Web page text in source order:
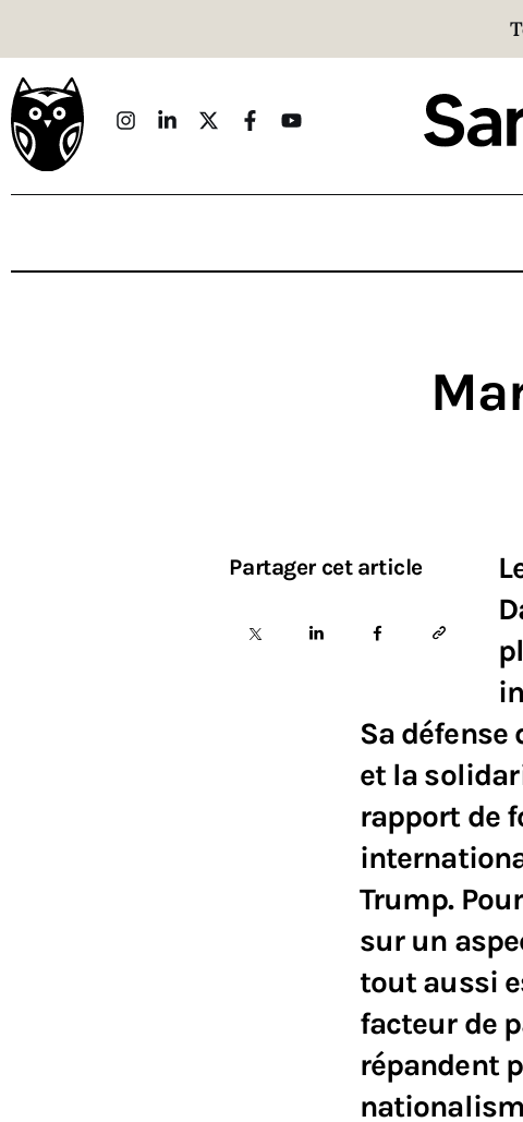
Économie
Monde
Partager cet article
Sa
et la
rapport de
Trump.
sur un
tout aussi
facteur de
répandent